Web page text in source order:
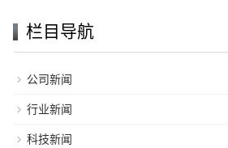
栏目导航
公司新闻
行业新闻
科技新闻